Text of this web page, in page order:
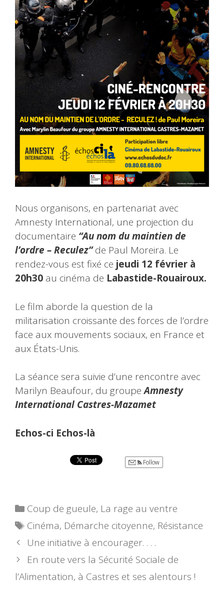
Nous organisons, en partenariat avec
Amnesty International, une projection du
documentaire “Au nom du maintien de
l’ordre – Reculez”de Paul Moreira. Le
rendez-vous est fixé ce jeudi 12 février à
20h30 au cinéma de Labastide-Rouairoux.
Le film aborde la question de la
militarisation croissante des forces de l’ordre
face aux mouvements sociaux, en France et
aux États-Unis.
La séance sera suivie d’une rencontre avec
Marilyn Beaufour, du groupeAmnesty
International Castres-Mazamet
Echos-ci Echos-là
Follow
Catégories
Coup de gueule, La rage au ventre
Étiquettes
Cinéma, Démarche citoyenne, Résistance
Une initiative à encourager. . . .
En route vers la Sécurité Sociale de
l’Alimentation, à Castres et ses alentours !